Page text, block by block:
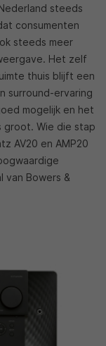
steeds
consumenten
steeds meer
Het zelf
thuis blijft een
surround-ervaring
mogelijk en het
groot. Wie die stap
AV20 en AMP20
van Bowers &